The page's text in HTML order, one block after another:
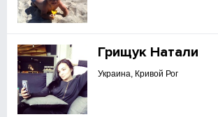
Грищук Натали
Украина, Кривой Рог